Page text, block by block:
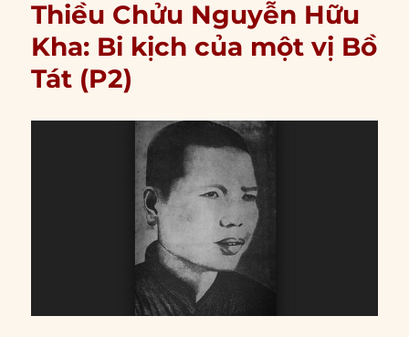
Thiều Chửu Nguyễn Hữu
Kha: Bi kịch của một vị Bồ
Tát (P2)